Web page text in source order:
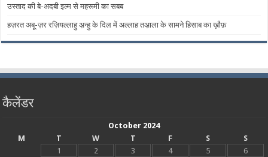
उस्ताद की बे-अदबी इल्म से महरूमी का सबब
हज़रत अबू-ज़र रज़ियल्लाहु अ़न्हु के दिल में अल्लाह तअ़ाला के सामने हिसाब का ख़ौफ़
कैलेंडर
October 2024
M
T W T F S
S
1
2 3 4 5 6